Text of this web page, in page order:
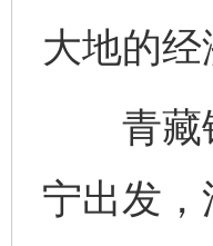
大地的经
青藏铁
宁出发，